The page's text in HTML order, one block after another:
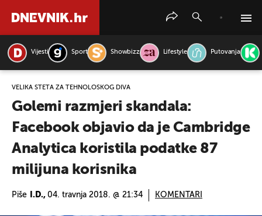
Vijesti Sport Showbizz Lifestyle Putovanja
VELIKA ŠTETA ZA TEHNOLOŠKOG DIVA
Golemi razmjeri skandala:
Facebook objavio da je Cambridge
Analytica koristila podatke 87
milijuna korisnika
Piše I.D., 04. travnja 2018. @ 21:34 KOMENTARI
PRETRAŽITE VIJESTI